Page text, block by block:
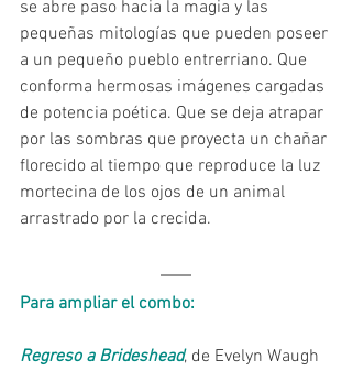
se abre paso hacia la magia y las
pequeñas mitologías que pueden poseer
a un pequeño pueblo entrerriano. Que
conforma hermosas imágenes cargadas
de potencia poética. Que se deja atrapar
por las sombras que proyecta un chañar
florecido al tiempo que reproduce la luz
mortecina de los ojos de un animal
arrastrado por la crecida.
Para ampliar el combo:
Regreso a Brideshead, de Evelyn Waugh